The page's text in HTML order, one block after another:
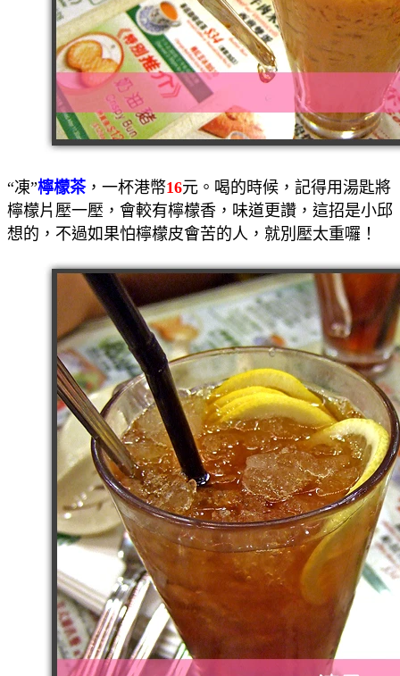
“凍”檸檬茶，一杯港幣16元。喝的時候，記得用湯匙將
檸檬片壓一壓，會較有檸檬香，味道更讚，這招是小邱
想的，不過如果怕檸檬皮會苦的人，就別壓太重囉！